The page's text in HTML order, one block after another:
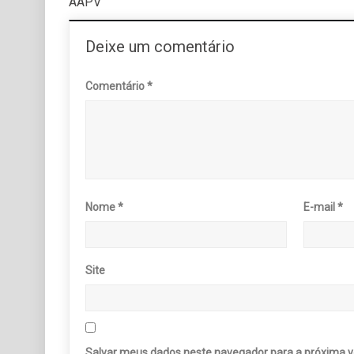
Deixe um comentário
Comentário*
Nome* E-mail*
Site